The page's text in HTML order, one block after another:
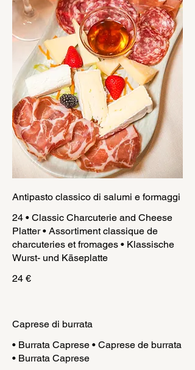
Antipasto classico di salumi e formaggi
24 • Classic Charcuterie and Cheese
Platter • Assortiment classique de
charcuteries et fromages • Klassische
Wurst- und Käseplatte
24 €
Caprese di burrata
• Burrata Caprese • Caprese de burrata
• Burrata Caprese